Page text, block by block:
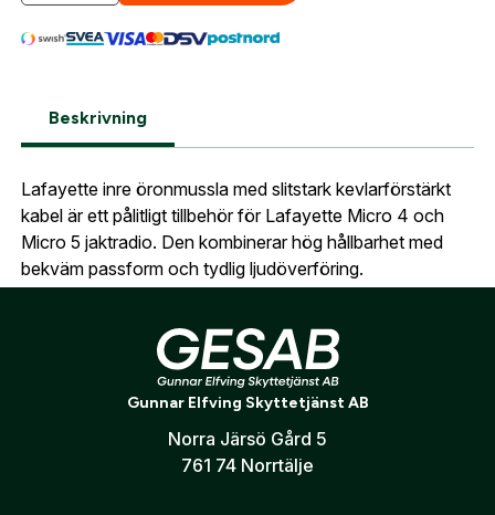
Beskrivning
Lafayette inre öronmussla med slitstark kevlarförstärkt
kabel är ett pålitligt tillbehör för Lafayette Micro 4 och
Micro 5 jaktradio. Den kombinerar hög hållbarhet med
bekväm passform och tydlig ljudöverföring.
Lafayette Micro 4
Lafayette Micro 5
Glömt lösenord?
Skapa konto och handla enklare
Är du företag eller förening? Med ett eget
konto hos oss får du snabbare utcheckning,
översikt över dina beställningar och sparade
uppgifter.
oss så hjälper vi dig att skapa ett konto.
Land:*
(kommer bli ditt användarnamn)
Verifiera e-post:*
E-post adress
Jag godkänner att mina uppgifter sparas enligt
integritetspolicyn
Bevaka
Gunnar Elfving Skyttetjänst AB
Norra Järsö Gård 5
761 74 Norrtälje